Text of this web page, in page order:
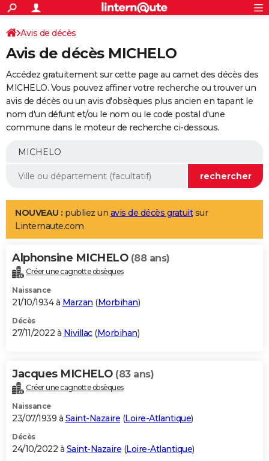
ACTUALITÉS
Politique
Société
Faits Divers
Education
Monde
Villes
+
SPORT
Coupe du monde 2026
Football
Tennis
Cyclisme
Rugby
Forum
Programme TV
TNT
Streaming
Cinéma
Sorties cinéma
Musique
+
FINANCE
Retraite
Epargne
Immobilier
Risques naturels par ville
Banque
Assurance
AUTO
Essais
Réserver un essai
Citadines
Berlines
SUV
Forum auto
+
Mobiles
Meilleur smartphone
Internet
Ordinateurs
Jeux vidéo
Guide high-tech
Aménagement intérieur
LIFESTYLE
Art de vivre
Bien-être
Loisirs
Mode
Modes de vie
Alimentation
Guide de la santé
Maladies
Médicaments
Sommeil
VOYAGE
Destinations
City break
Voyage nature
Voyage de noces
Forum
Climat
+PHOTO
GUIDES D'ACHAT
BONS PLANS
Carte de Noël
Carte Bonne année
Carte Saint-Valentin
Carte Pâques
Carte d'anniversaire
DICTIONNAIRE
Dictionnaire
Biographies
Citations
Expressions
Proverbes
PROGRAMME TV
S'inscrire
Se connecter
Lycées
Collèges
Primaires
Universités
Entreprises
Service militaire
Avis de recherche
AVIS DE DÉCÈS
Avis de décès
Avis de décès MICHELO
Accédez gratuitement sur cette page au carnet des décès des
MICHELO. Vous pouvez affiner votre recherche ou trouver un
avis de décès ou un avis d'obsèques plus ancien en tapant le
nom d'un défunt et/ou le nom ou le code postal d'une
commune dans le moteur de recherche ci-dessous.
NOUVEAU : publiez un avis de décès gratuitsur
Linternaute.com
Alphonsine MICHELO (88 ans)
Créer une cagnotte obsèques
Naissance
21/10/1934 à Marzan (Morbihan)
Décès
27/11/2022 à Nivillac(Morbihan)
Jacques MICHELO (83 ans)
Créer une cagnotte obsèques
Naissance
23/07/1939 à Saint-Nazaire (Loire-Atlantique)
Décès
24/10/2022 à Saint-Nazaire (Loire-Atlantique)